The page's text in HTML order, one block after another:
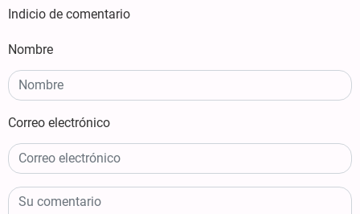
Indicio de comentario
Nombre
Correo electrónico